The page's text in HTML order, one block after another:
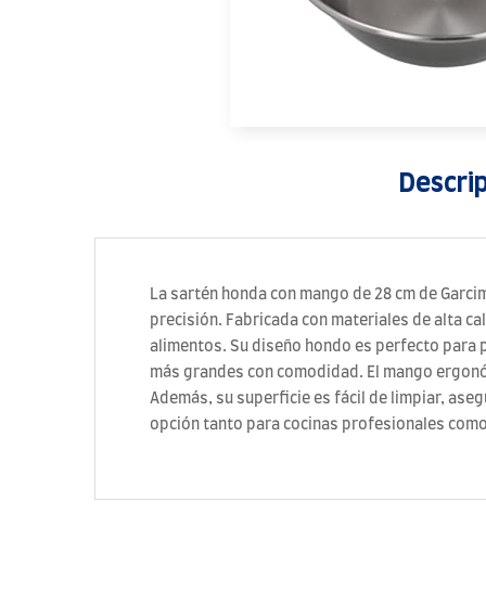
La sartén honda con mango de 28 cm de
precisión. Fabricada con materiales de alta
alimentos. Su diseño hondo es perfecto
más grandes con comodidad. El mango
Además, su superficie es fácil de limpiar,
opción tanto para cocinas profesionales